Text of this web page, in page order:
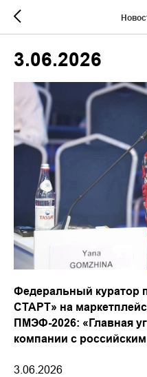
3.06.2026
Федеральный куратор
СТАРТ» на
ПМЭФ-2026: «Главная
компании с
3.06.2026